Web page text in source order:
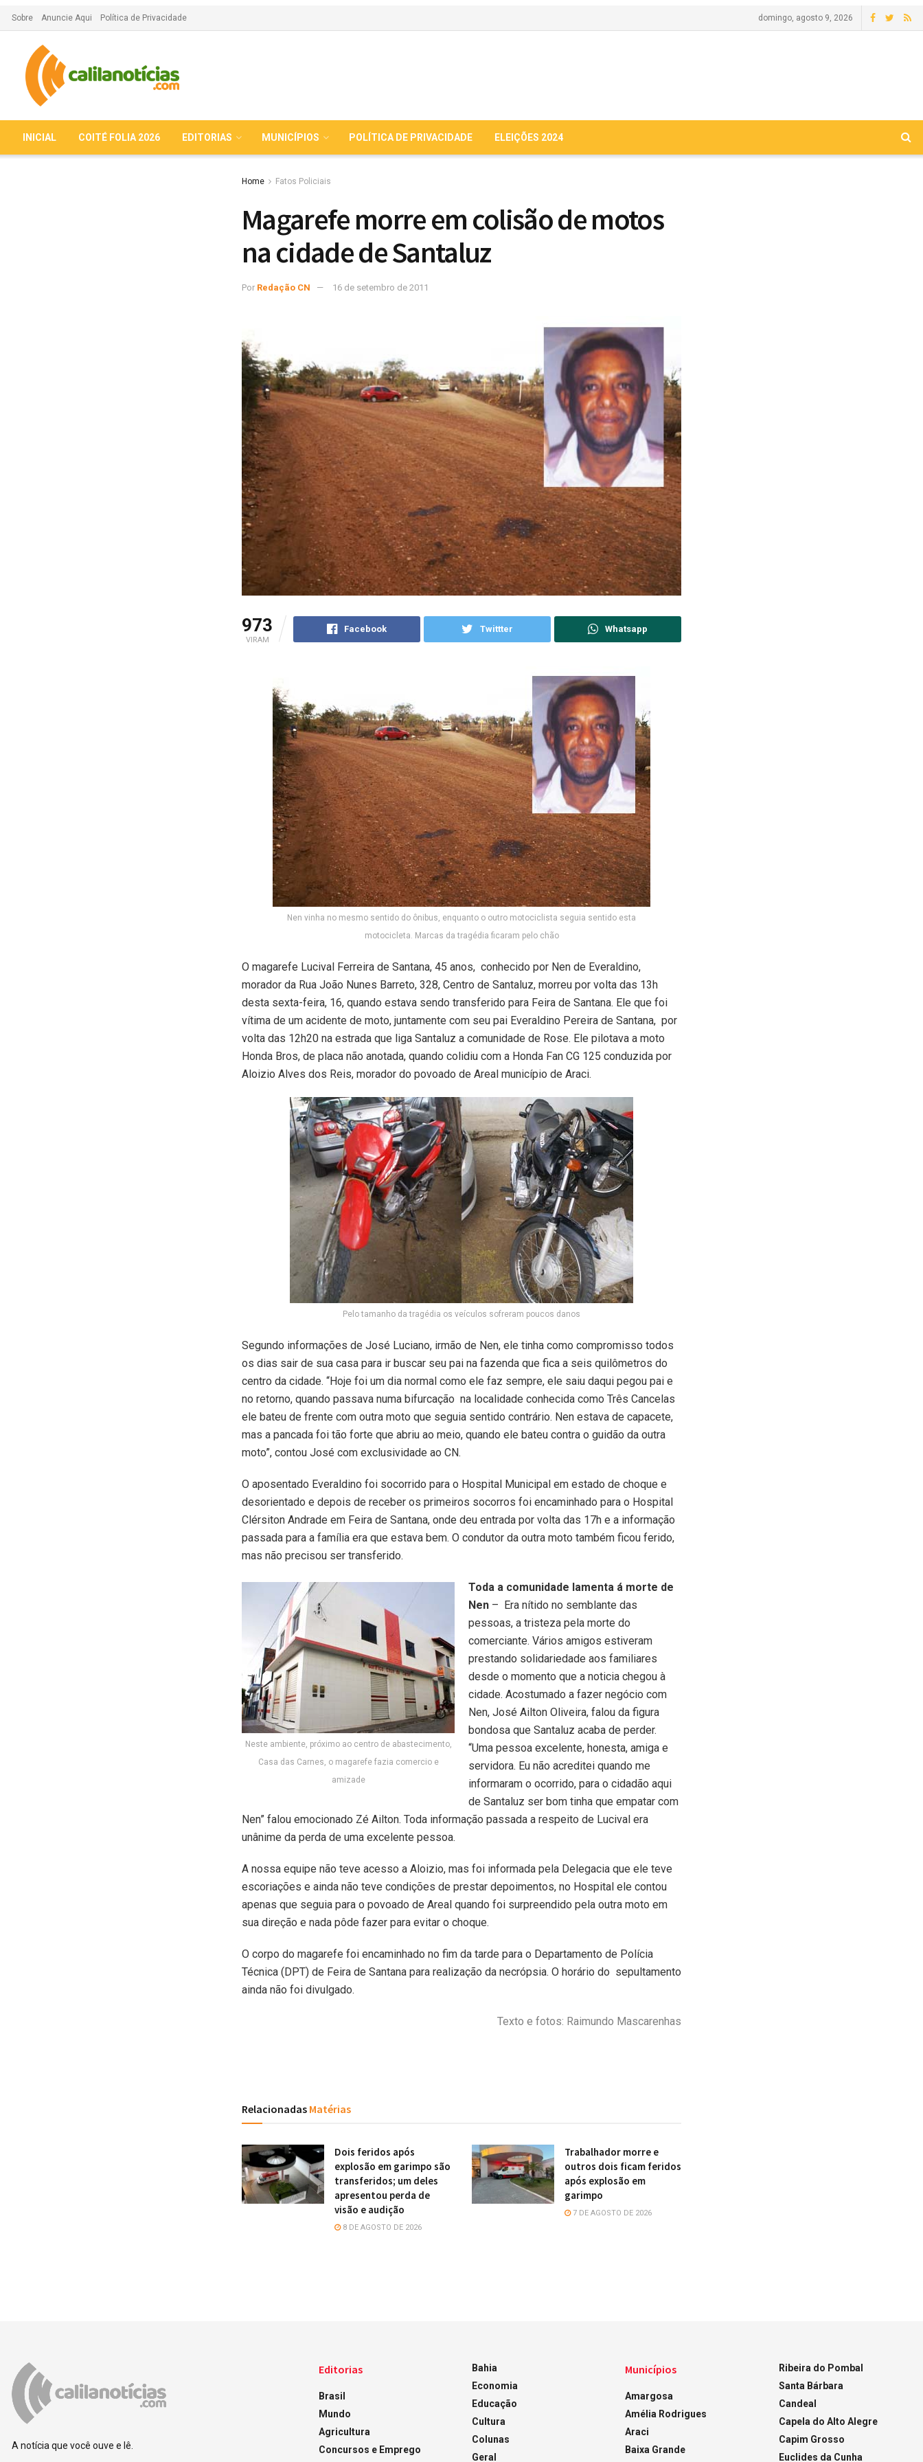
Sobre Anuncie Aqui Política de Privacidade domingo, agosto 9, 2026
INICIAL COITÉ FOLIA 2026 EDITORIAS MUNICÍPIOS POLÍTICA DE PRIVACIDADE ELEIÇÕES 2024
Home Fatos Policiais
Magarefe morre em colisão de motos
na cidade de Santaluz
Por Redação CN 16 de setembro de 2011
973
VIRAM
Facebook Twittter Whatsapp
Nen vinha no mesmo sentido do ônibus, enquanto o outro motociclista seguia sentido esta
motocicleta. Marcas da tragédia ficaram pelo chão
O magarefe Lucival Ferreira de Santana, 45 anos, conhecido por Nen de Everaldino,
morador da Rua João Nunes Barreto, 328, Centro de Santaluz, morreu por volta das 13h
desta sexta-feira, 16, quando estava sendo transferido para Feira de Santana. Ele que foi
vítima de um acidente de moto, juntamente com seu pai Everaldino Pereira de Santana, por
volta das 12h20 na estrada que liga Santaluz a comunidade de Rose. Ele pilotava a moto
Honda Bros, de placa não anotada, quando colidiu com a Honda Fan CG 125 conduzida por
Aloizio Alves dos Reis, morador do povoado de Areal município de Araci.
Pelo tamanho da tragédia os veículos sofreram poucos danos
Segundo informações de José Luciano, irmão de Nen, ele tinha como compromisso todos
os dias sair de sua casa para ir buscar seu pai na fazenda que fica a seis quilômetros do
centro da cidade. “Hoje foi um dia normal como ele faz sempre, ele saiu daqui pegou pai e
no retorno, quando passava numa bifurcação na localidade conhecida como Três Cancelas
ele bateu de frente com outra moto que seguia sentido contrário. Nen estava de capacete,
mas a pancada foi tão forte que abriu ao meio, quando ele bateu contra o guidão da outra
moto”, contou José com exclusividade ao CN.
O aposentado Everaldino foi socorrido para o Hospital Municipal em estado de choque e
desorientado e depois de receber os primeiros socorros foi encaminhado para o Hospital
Clérsiton Andrade em Feira de Santana, onde deu entrada por volta das 17h e a informação
passada para a família era que estava bem. O condutor da outra moto também ficou ferido,
mas não precisou ser transferido.
Neste ambiente, próximo ao centro de abastecimento,
Casa das Carnes, o magarefe fazia comercio e
amizade
Toda a comunidade lamenta á morte de
Nen – Era nítido no semblante das
pessoas, a tristeza pela morte do
comerciante. Vários amigos estiveram
prestando solidariedade aos familiares
desde o momento que a noticia chegou à
cidade. Acostumado a fazer negócio com
Nen, José Ailton Oliveira, falou da figura
bondosa que Santaluz acaba de perder.
“Uma pessoa excelente, honesta, amiga e
servidora. Eu não acreditei quando me
informaram o ocorrido, para o cidadão aqui
de Santaluz ser bom tinha que empatar com
Nen” falou emocionado Zé Ailton. Toda informação passada a respeito de Lucival era
unânime da perda de uma excelente pessoa.
A nossa equipe não teve acesso a Aloizio, mas foi informada pela Delegacia que ele teve
escoriações e ainda não teve condições de prestar depoimentos, no Hospital ele contou
apenas que seguia para o povoado de Areal quando foi surpreendido pela outra moto em
sua direção e nada pôde fazer para evitar o choque.
O corpo do magarefe foi encaminhado no fim da tarde para o Departamento de Polícia
Técnica (DPT) de Feira de Santana para realização da necrópsia. O horário do sepultamento
ainda não foi divulgado.
Texto e fotos: Raimundo Mascarenhas
Relacionadas Matérias
Dois feridos após
explosão em garimpo são
transferidos; um deles
apresentou perda de
visão e audição
8 DE AGOSTO DE 2026
Trabalhador morre e
outros dois ficam feridos
após explosão em
garimpo
7 DE AGOSTO DE 2026
A notícia que você ouve e lê.
Editorias
Brasil
Mundo
Agricultura
Concursos e Emprego
Bahia
Economia
Educação
Cultura
Colunas
Geral
Municípios
Amargosa
Amélia Rodrigues
Araci
Baixa Grande
Ribeira do Pombal
Santa Bárbara
Candeal
Capela do Alto Alegre
Capim Grosso
Euclides da Cunha